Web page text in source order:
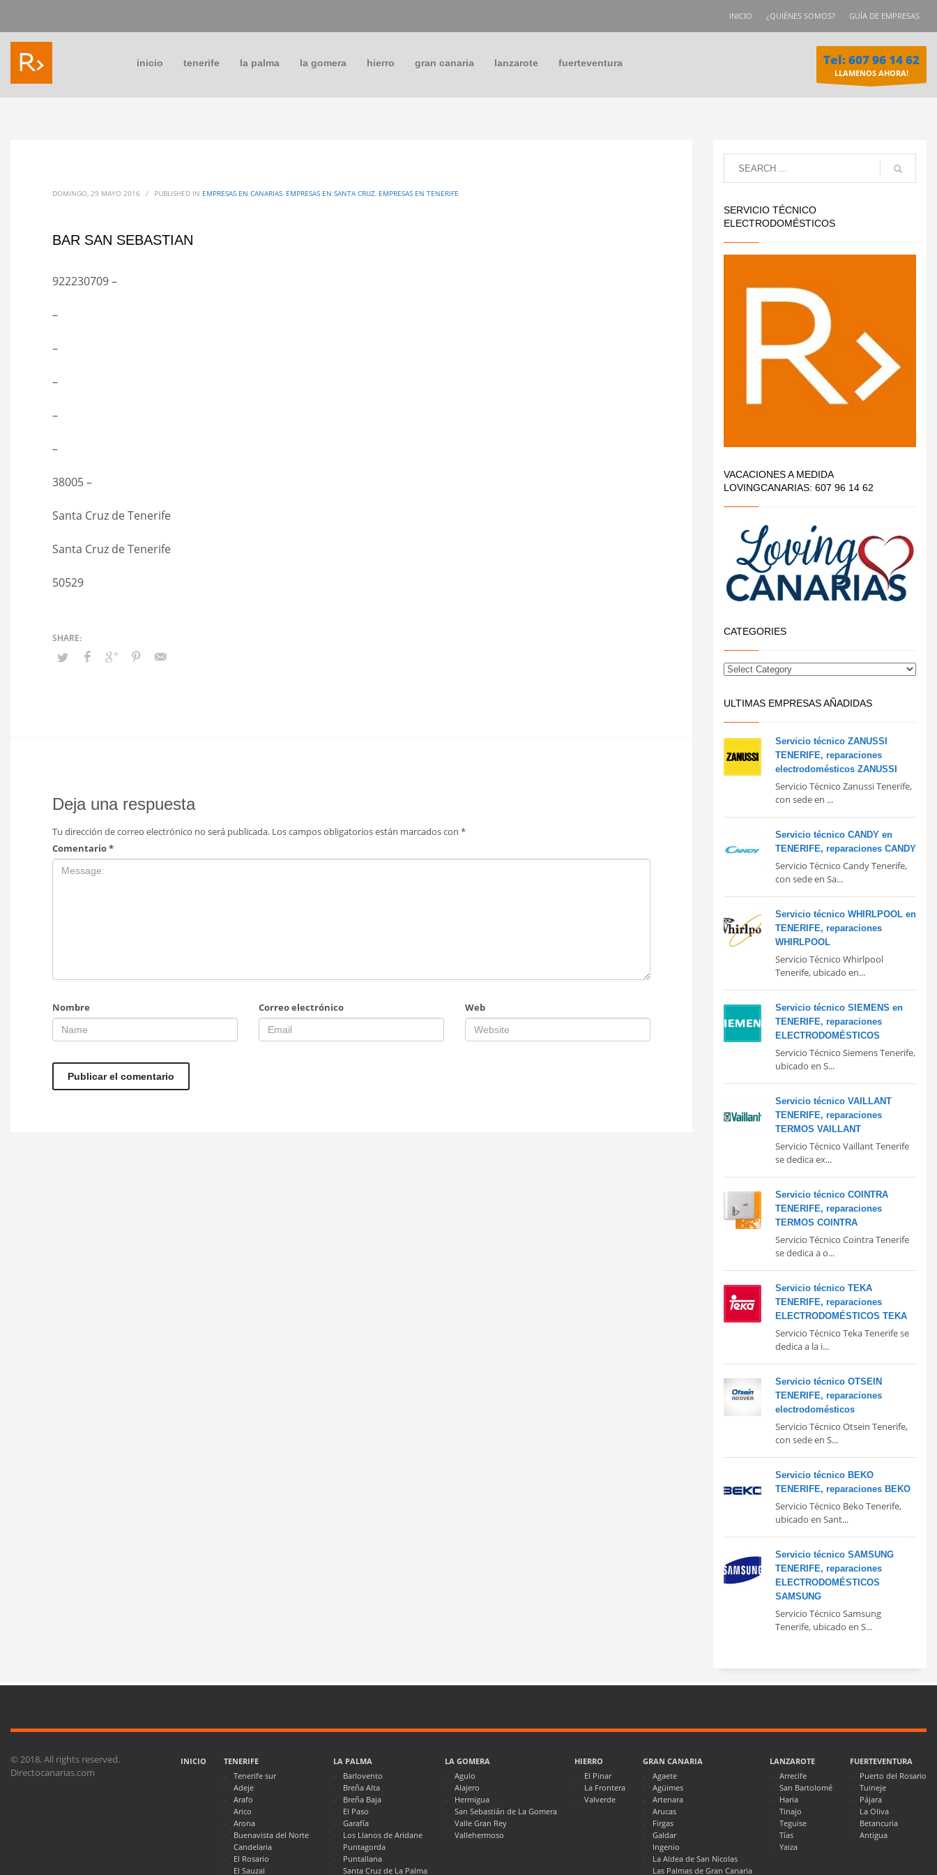
INICIO ¿QUIÉNES SOMOS? GUÍA DE EMPRESAS
inicio tenerife la palma la gomera hierro gran canaria lanzarote fuerteventura Tel: 607 96 14 62
LLAMENOS AHORA!
DOMINGO, 29 MAYO 2016 / PUBLISHED IN EMPRESAS EN CANARIAS, EMPRESAS EN SANTA CRUZ, EMPRESAS EN TENERIFE
BAR SAN SEBASTIAN
922230709 –
–
–
–
–
–
38005 –
Santa Cruz de Tenerife
Santa Cruz de Tenerife
50529
Deja una respuesta
Tu dirección de correo electrónico no será publicada. Los campos obligatorios están marcados con *
Comentario*
Nombre Correo electrónico Web
SERVICIO TÉCNICO
ELECTRODOMÉSTICOS
VACACIONES A MEDIDA
LOVINGCANARIAS: 607 96 14 62
CATEGORIES
ULTIMAS EMPRESAS AÑADIDAS
Servicio técnico ZANUSSI
TENERIFE, reparaciones
electrodomésticos ZANUSSI
Servicio Técnico Zanussi Tenerife,
con sede en ...
Servicio técnico CANDY en
TENERIFE, reparaciones CANDY
Servicio Técnico Candy Tenerife,
con sede en Sa...
Servicio técnico WHIRLPOOL en
TENERIFE, reparaciones
WHIRLPOOL
Servicio Técnico Whirlpool
Tenerife, ubicado en...
Servicio técnico SIEMENS en
TENERIFE, reparaciones
ELECTRODOMÉSTICOS
Servicio Técnico Siemens Tenerife,
ubicado en S...
Servicio técnico VAILLANT
TENERIFE, reparaciones
TERMOS VAILLANT
Servicio Técnico Vaillant Tenerife
se dedica ex...
Servicio técnico COINTRA
TENERIFE, reparaciones
TERMOS COINTRA
Servicio Técnico Cointra Tenerife
se dedica a o...
Servicio técnico TEKA
TENERIFE, reparaciones
ELECTRODOMÉSTICOS TEKA
Servicio Técnico Teka Tenerife se
dedica a la i...
Servicio técnico OTSEIN
TENERIFE, reparaciones
electrodomésticos
Servicio Técnico Otsein Tenerife,
con sede en S...
Servicio técnico BEKO
TENERIFE, reparaciones BEKO
Servicio Técnico Beko Tenerife,
ubicado en Sant...
Servicio técnico SAMSUNG
TENERIFE, reparaciones
ELECTRODOMÉSTICOS
SAMSUNG
Servicio Técnico Samsung
Tenerife, ubicado en S...
INICIO
TENERIFE
Tenerife sur
Adeje
Arafo
Arico
Arona
Buenavista del Norte
Candelaria
El Rosario
El Sauzal
LA PALMA
Barlovento
Breña Alta
Breña Baja
El Paso
Garafía
Los Llanos de Aridane
Puntagorda
Puntallana
Santa Cruz de La Palma
LA GOMERA
Agulo
Alajero
Hermigua
San Sebastián de La Gomera
Valle Gran Rey
Vallehermoso
HIERRO
El Pinar
La Frontera
Valverde
GRAN CANARIA
Agaete
Agüimes
Artenara
Arucas
Firgas
Galdar
Ingenio
La Aldea de San Nicolas
Las Palmas de Gran Canaria
LANZAROTE
Arrecife
San Bartolomé
Haria
Tinajo
Teguise
Tías
Yaiza
FUERTEVENTURA
Puerto del Rosario
Tuineje
Pájara
La Oliva
Betancuria
Antigua
© 2018. All rights reserved.
Directocanarias.com